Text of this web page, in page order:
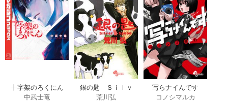
十字架のろくにん
中武士竜
銀の匙 Ｓｉｌｖ
ｅｒ Ｓｐｏｏｎ
荒川弘
写らナイんです
コノシマルカ